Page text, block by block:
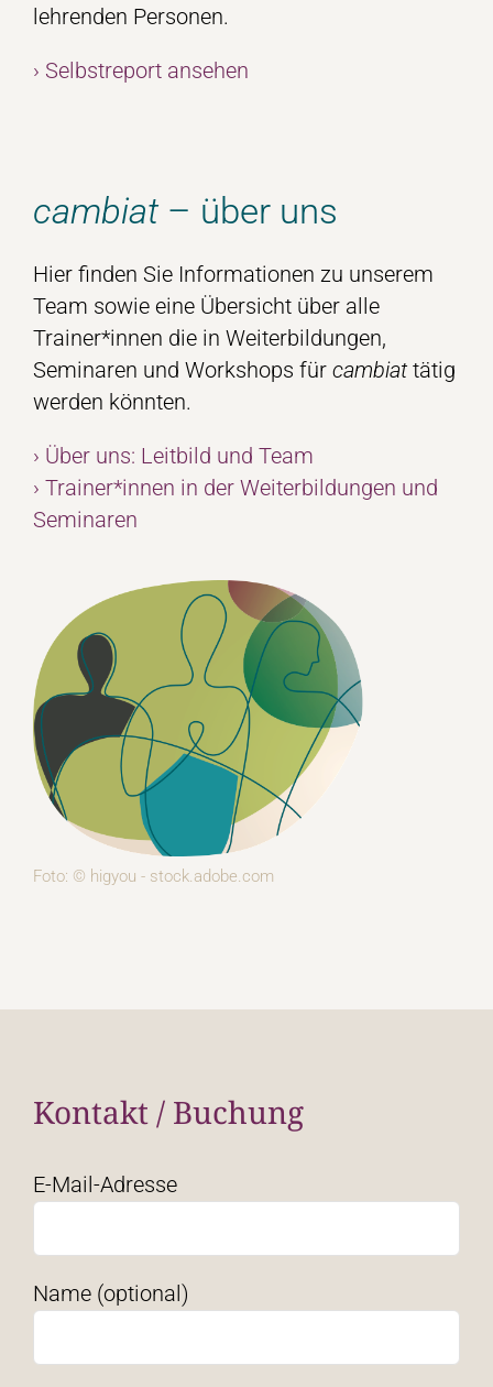
lehrenden Personen.
› Selbstreport ansehen
cambiat– über uns
Hier finden Sie Informationen zu unserem
Team sowie eine Übersicht über alle
Trainer*innen die in Weiterbildungen,
Seminaren und Workshops für cambiattätig
werden könnten.
› Über uns: Leitbild und Team
› Trainer*innen in der Weiterbildungen und
Seminaren
Foto: © higyou - stock.adobe.com
Kontakt / Buchung
E-Mail-Adresse
Name (optional)